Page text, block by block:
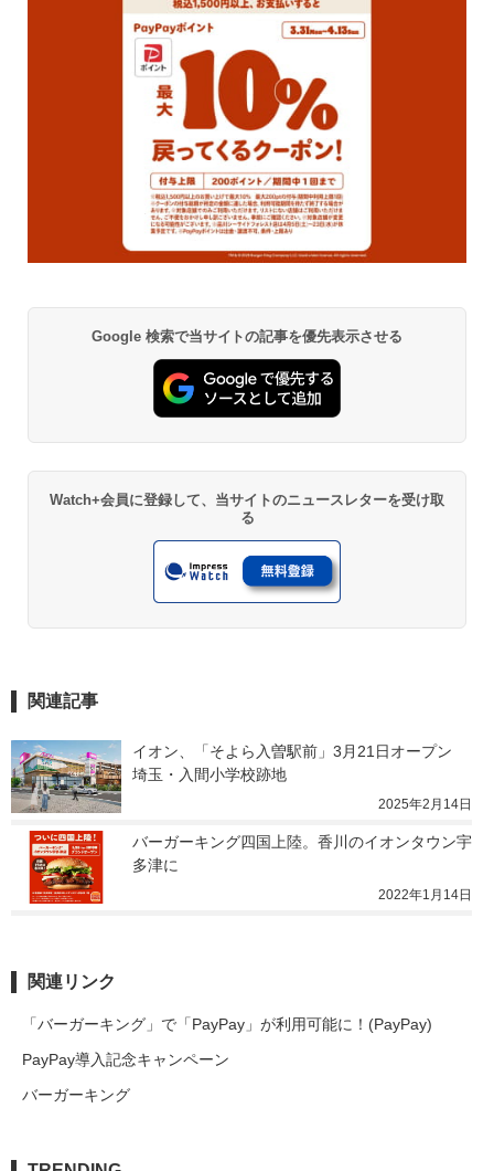
Google 検索で当サイトの記事を優先表示させる
Watch+会員に登録して、当サイトのニュースレターを受け取
る
関連記事
イオン、「そよら入曽駅前」3月21日オープン
埼玉・入間小学校跡地
2025年2月14日
バーガーキング四国上陸。香川のイオンタウン宇
多津に
2022年1月14日
関連リンク
「バーガーキング」で「PayPay」が利用可能に！(PayPay)
PayPay導入記念キャンペーン
バーガーキング